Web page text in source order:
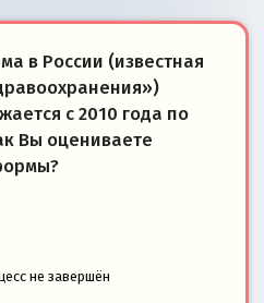
в России (известная
с 2010 года по
Вы оцениваете
не завершён